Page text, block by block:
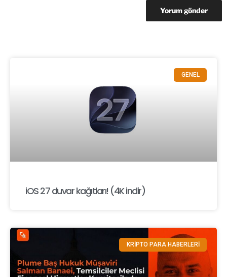
GENEL
iOS 27 duvar kağıtları! (4K indir)
KRİPTO PARA HABERLERİ